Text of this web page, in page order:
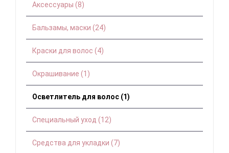
Аксессуары (8)
Бальзамы, маски (24)
Краски для волос (4)
Окрашивание (1)
Осветлитель для волос (1)
Специальный уход (12)
Средства для укладки (7)